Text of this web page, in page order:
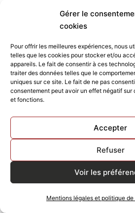
Gérer le
cookies
Pour offrir les meilleures expériences, nous
telles que les cookies pour stocker et/ou
appareils. Le fait de consentir à ces
traiter des données telles que le
uniques sur ce site. Le fait de ne pas
consentement peut avoir un effet négatif
et fonctions.
Accepter
Refuser
Voir les
Mentions légales et politique
TUTTI PIZZA ST-